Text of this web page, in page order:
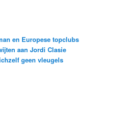
en Europese topclubs
aan Jordi Clasie
geen vleugels